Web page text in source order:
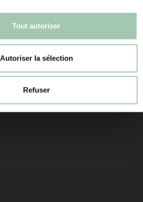
Tout autoriser
Autoriser la sélection
Refuser